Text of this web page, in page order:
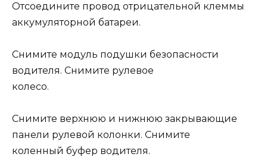
Отсоедините провод отрицательной клеммы
аккумуляторной батареи.
Снимите модуль подушки безопасности
водителя. Снимите рулевое
колесо.
Снимите верхнюю и нижнюю закрывающие
панели рулевой колонки. Снимите
коленный буфер водителя.